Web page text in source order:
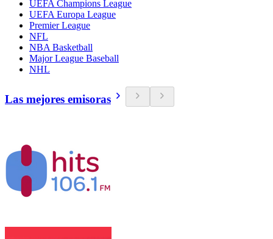
UEFA Champions League
UEFA Europa League
Premier League
NFL
NBA Basketball
Major League Baseball
NHL
Las mejores emisoras